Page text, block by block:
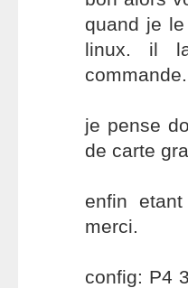
quand je
linux. il
commande.
je pense
de carte
enfin
merci.
config: P4